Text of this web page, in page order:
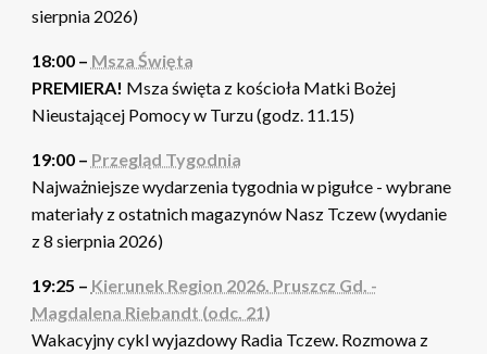
sierpnia 2026)
18:00 – Msza Święta
PREMIERA! Msza święta z kościoła Matki Bożej
Nieustającej Pomocy w Turzu (godz. 11.15)
19:00 – Przegląd Tygodnia
Najważniejsze wydarzenia tygodnia w pigułce - wybrane
materiały z ostatnich magazynów Nasz Tczew (wydanie
z 8 sierpnia 2026)
19:25 – Kierunek Region 2026. Pruszcz Gd. -
Magdalena Riebandt (odc. 21)
Wakacyjny cykl wyjazdowy Radia Tczew. Rozmowa z